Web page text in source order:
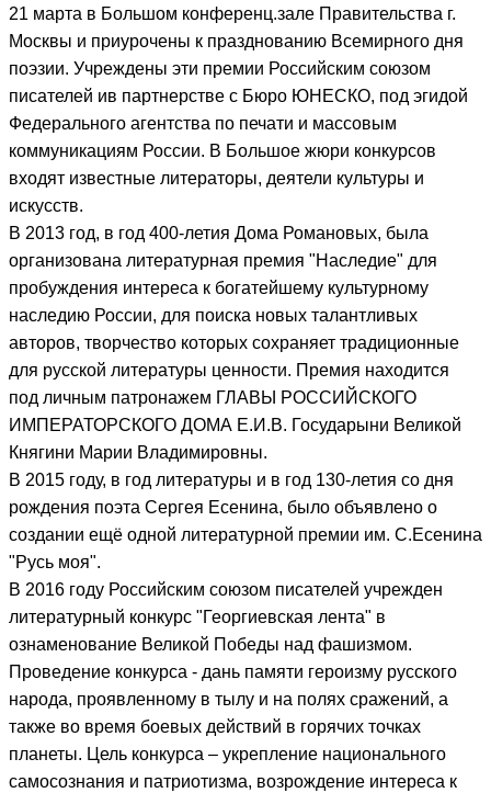
21 марта в Большом конференц.зале Правительства г.
Москвы и приурочены к празднованию Всемирного дня
поэзии. Учреждены эти премии Российским союзом
писателей ив партнерстве с Бюро ЮНЕСКО, под эгидой
Федерального агентства по печати и массовым
коммуникациям России. В Большое жюри конкурсов
входят известные литераторы, деятели культуры и
искусств.
В 2013 год, в год 400-летия Дома Романовых, была
организована литературная премия "Наследие" для
пробуждения интереса к богатейшему культурному
наследию России, для поиска новых талантливых
авторов, творчество которых сохраняет традиционные
для русской литературы ценности. Премия находится
под личным патронажем ГЛАВЫ РОССИЙСКОГО
ИМПЕРАТОРСКОГО ДОМА Е.И.В. Государыни Великой
Княгини Марии Владимировны.
В 2015 году, в год литературы и в год 130-летия со дня
рождения поэта Сергея Есенина, было объявлено о
создании ещё одной литературной премии им. С.Есенина
"Русь моя".
В 2016 году Российским союзом писателей учрежден
литературный конкурс "Георгиевская лента" в
ознаменование Великой Победы над фашизмом.
Проведение конкурса - дань памяти героизму русского
народа, проявленному в тылу и на полях сражений, а
также во время боевых действий в горячих точках
планеты. Цель конкурса – укрепление национального
самосознания и патриотизма, возрождение интереса к